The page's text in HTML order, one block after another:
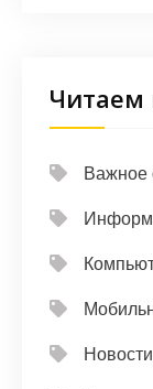
Читаем
Важное
Новости